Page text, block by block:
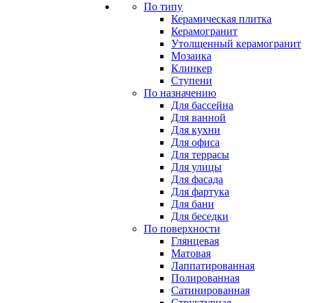
По типу
Керамическая плитка
Керамогранит
Утолщенный керамогранит
Мозаика
Клинкер
Ступени
По назначению
Для бассейна
Для ванной
Для кухни
Для офиса
Для террасы
Для улицы
Для фасада
Для фартука
Для бани
Для беседки
По поверхности
Глянцевая
Матовая
Лаппатированная
Полированная
Сатинированная